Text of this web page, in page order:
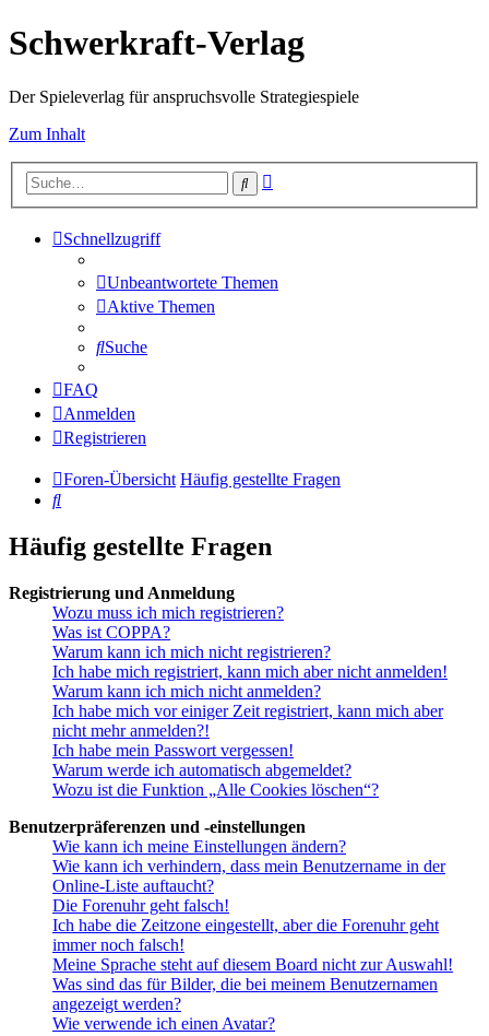
Schwerkraft-Verlag
Der Spieleverlag für anspruchsvolle Strategiespiele
Zum Inhalt
Suche
Schnellzugriff
Unbeantwortete Themen
Aktive Themen
Suche
FAQ
Anmelden
Registrieren
Foren-Übersicht Häufig gestellte Fragen
Suche
Häufig gestellte Fragen
Registrierung und Anmeldung
Wozu muss ich mich registrieren?
Was ist COPPA?
Warum kann ich mich nicht registrieren?
Ich habe mich registriert, kann mich aber nicht anmelden!
Warum kann ich mich nicht anmelden?
Ich habe mich vor einiger Zeit registriert, kann mich aber
nicht mehr anmelden?!
Ich habe mein Passwort vergessen!
Warum werde ich automatisch abgemeldet?
Wozu ist die Funktion „Alle Cookies löschen“?
Benutzerpräferenzen und -einstellungen
Wie kann ich meine Einstellungen ändern?
Wie kann ich verhindern, dass mein Benutzername in der
Online-Liste auftaucht?
Die Forenuhr geht falsch!
Ich habe die Zeitzone eingestellt, aber die Forenuhr geht
immer noch falsch!
Meine Sprache steht auf diesem Board nicht zur Auswahl!
Was sind das für Bilder, die bei meinem Benutzernamen
angezeigt werden?
Wie verwende ich einen Avatar?